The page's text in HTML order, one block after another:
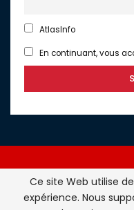
AtlasInfo
En continuant, vous
Atlasinfo.fr :
Ce site Web utilise
expérience. Nous